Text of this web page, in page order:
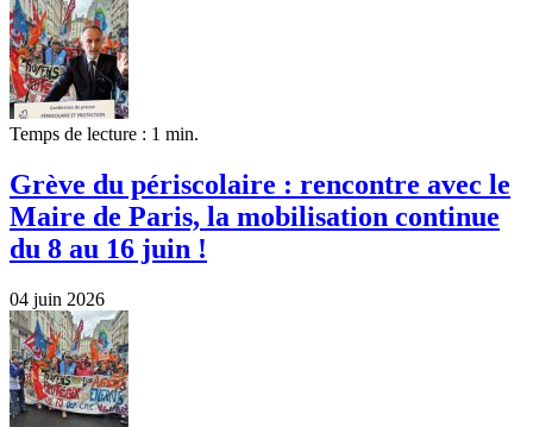
Temps de lecture : 1 min.
Grève du périscolaire : rencontre avec le
Maire de Paris, la mobilisation continue
du 8 au 16 juin !
04 juin 2026